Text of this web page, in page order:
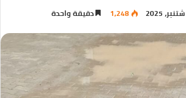
1,248 دقيقة واحدة